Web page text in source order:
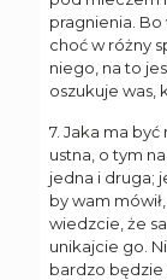
pragnienia. Bo
choć w różny
niego, na to
oszukuje was,
7. Jaka ma
ustna, o tym
jedna i druga;
by wam
wiedzcie, że
unikajcie go.
bardzo